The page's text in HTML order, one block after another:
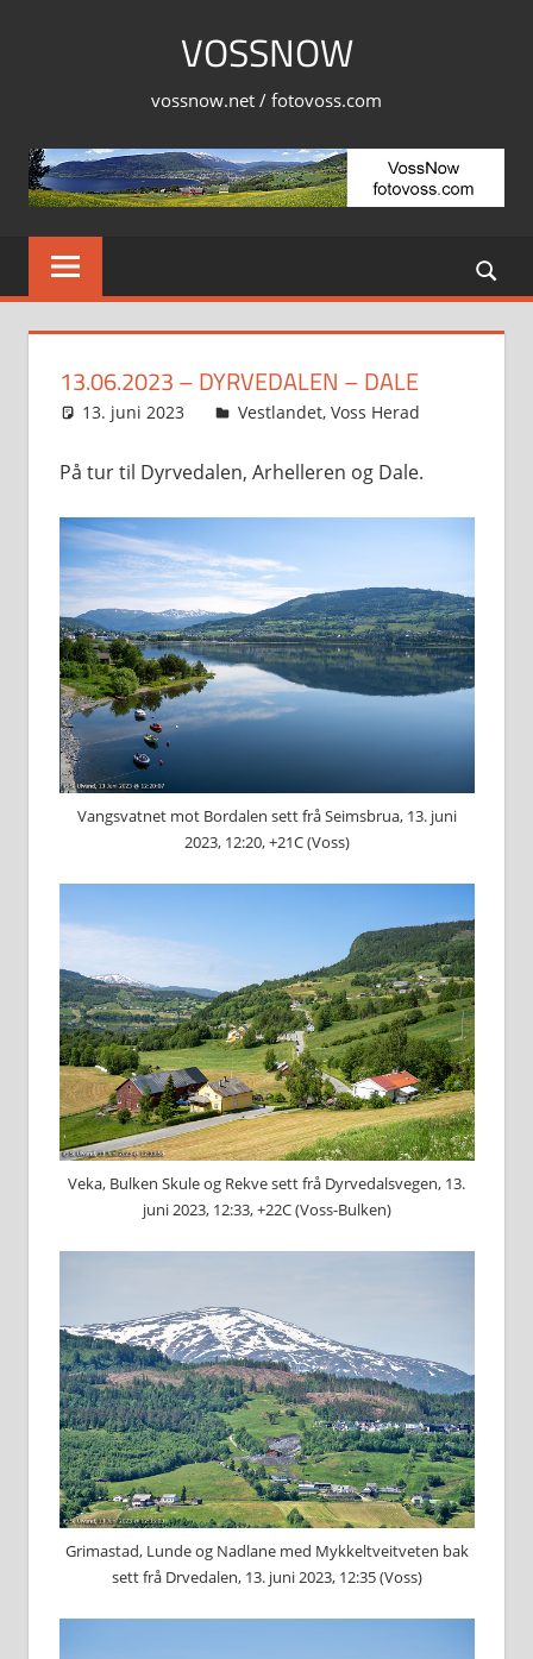
VOSSNOW
vossnow.net / fotovoss.com
13.06.2023 – DYRVEDALEN – DALE
13. juni 2023 Svein
Vestlandet, Voss Herad
På tur til Dyrvedalen, Arhelleren og Dale.
Vangsvatnet mot Bordalen sett frå Seimsbrua, 13. juni
2023, 12:20, +21C (Voss)
Veka, Bulken Skule og Rekve sett frå Dyrvedalsvegen, 13.
juni 2023, 12:33, +22C (Voss-Bulken)
Grimastad, Lunde og Nadlane med Mykkeltveitveten bak
sett frå Drvedalen, 13. juni 2023, 12:35 (Voss)